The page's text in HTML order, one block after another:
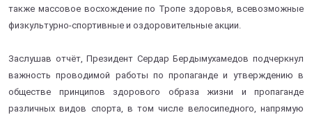
также массовое восхождение по Тропе здоровья, всевозможные
физкультурно-спортивные и оздоровительные акции.
Заслушав отчёт, Президент Сердар Бердымухамедов подчеркнул
важность проводимой работы по пропаганде и утверждению в
обществе принципов здорового образа жизни и пропаганде
различных видов спорта, в том числе велосипедного, напрямую